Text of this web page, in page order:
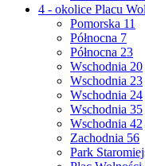
4 - okolice Placu
Pomorska 11
Północna 7
Północna 23
Wschodnia 20
Wschodnia 23
Wschodnia 24
Wschodnia 35
Wschodnia 42
Zachodnia 56
Park